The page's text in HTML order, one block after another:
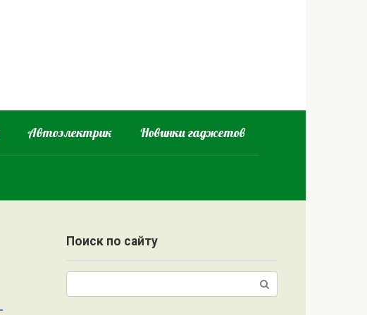
Автоэлектрик Новинки гаджетов
Поиск по сайту